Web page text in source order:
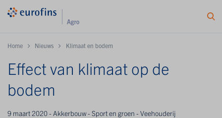
Home Nieuws Klimaat en bodem
Effect van klimaat op de
bodem
9 maart 2020 - Akkerbouw - Sport en groen - Veehouderij